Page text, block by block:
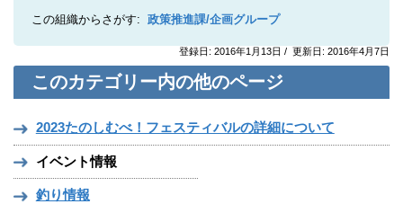
この組織からさがす: 政策推進課/企画グループ
登録日: 2016年1月13日 / 更新日: 2016年4月7日
このカテゴリー内の他のページ
2023たのしむべ！フェスティバルの詳細について
イベント情報
釣り情報